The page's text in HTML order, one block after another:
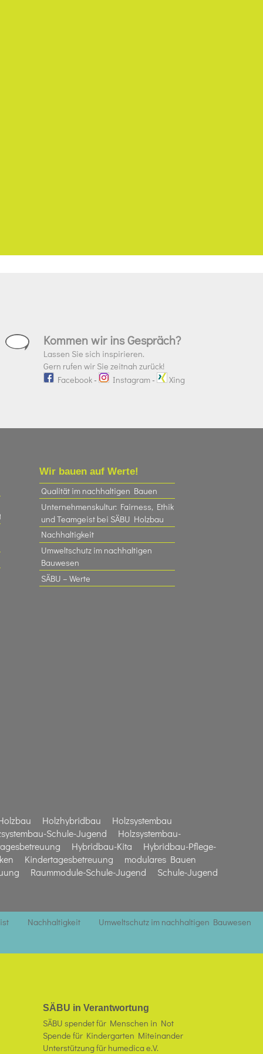
Kommen wir ins Gespräch?
Lassen Sie sich inspirieren.
Gern rufen wir Sie zeitnah zurück!
Facebook- Instagram- Xing
Wir bauen auf Werte!
Qualität im nachhaltigen Bauen
Unternehmenskultur: Fairness, Ethik
und Teamgeist bei SÄBU Holzbau​
Nachhaltigkeit
Umweltschutz im nachhaltigen
Bauwesen
SÄBU – Werte
Holzhybridbau
Holzsystembau
Schule-Jugend
Holzsystembau-
Hybridbau-Kita
Hybridbau-Pflege-
Kindertagesbetreuung
modulares Bauen
Raummodule-Schule-Jugend
Schule-Jugend
Nachhaltigkeit
Umweltschutz im nachhaltigen Bauwesen
SÄBU in Verantwortung
SÄBU spendet für Menschen in Not
Spende für Kindergarten Miteinander
Unterstützung für humedica e.V.